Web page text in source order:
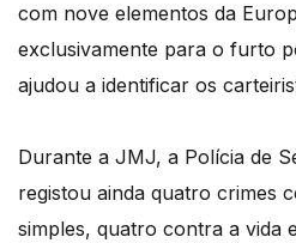
com nove elementos da
exclusivamente para o furto
ajudou a identificar os
Durante a JMJ, a Polícia de
registou ainda quatro crimes
simples, quatro contra a vida